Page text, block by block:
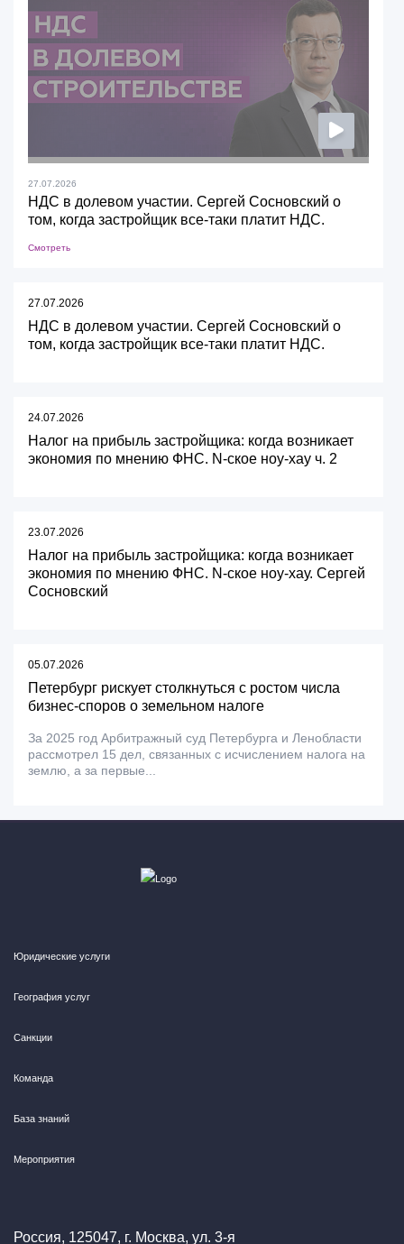
27.07.2026
НДС в долевом участии. Сергей Сосновский о
том, когда застройщик все-таки платит НДС.
Смотреть
27.07.2026
НДС в долевом участии. Сергей Сосновский о
том, когда застройщик все-таки платит НДС.
24.07.2026
Налог на прибыль застройщика: когда возникает
экономия по мнению ФНС. N-ское ноу-хау ч. 2
23.07.2026
Налог на прибыль застройщика: когда возникает
экономия по мнению ФНС. N-ское ноу-хау. Сергей
Сосновский
05.07.2026
Петербург рискует столкнуться с ростом числа
бизнес-споров о земельном налоге
За 2025 год Арбитражный суд Петербурга и Ленобласти
рассмотрел 15 дел, связанных с исчислением налога на
землю, а за первые...
Юридические услуги
География услуг
Санкции
Команда
База знаний
Мероприятия
Россия, 125047, г. Москва, ул. 3-я